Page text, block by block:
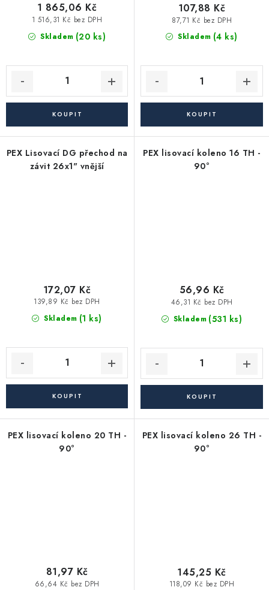
Skladem (20 ks)
1 516,31 Kč bez DPH
1 865,06 Kč
Skladem (4 ks)
87,71 Kč bez DPH
107,88 Kč
PEX Lisovací DG přechod na
závit 26x1" vnější
Skladem (1 ks)
139,89 Kč bez DPH
172,07 Kč
PEX lisovací koleno 16 TH -
90°
Skladem (531 ks)
46,31 Kč bez DPH
56,96 Kč
PEX lisovací koleno 20 TH -
90°
66,64 Kč bez DPH
81,97 Kč
PEX lisovací koleno 26 TH -
90°
118,09 Kč bez DPH
145,25 Kč